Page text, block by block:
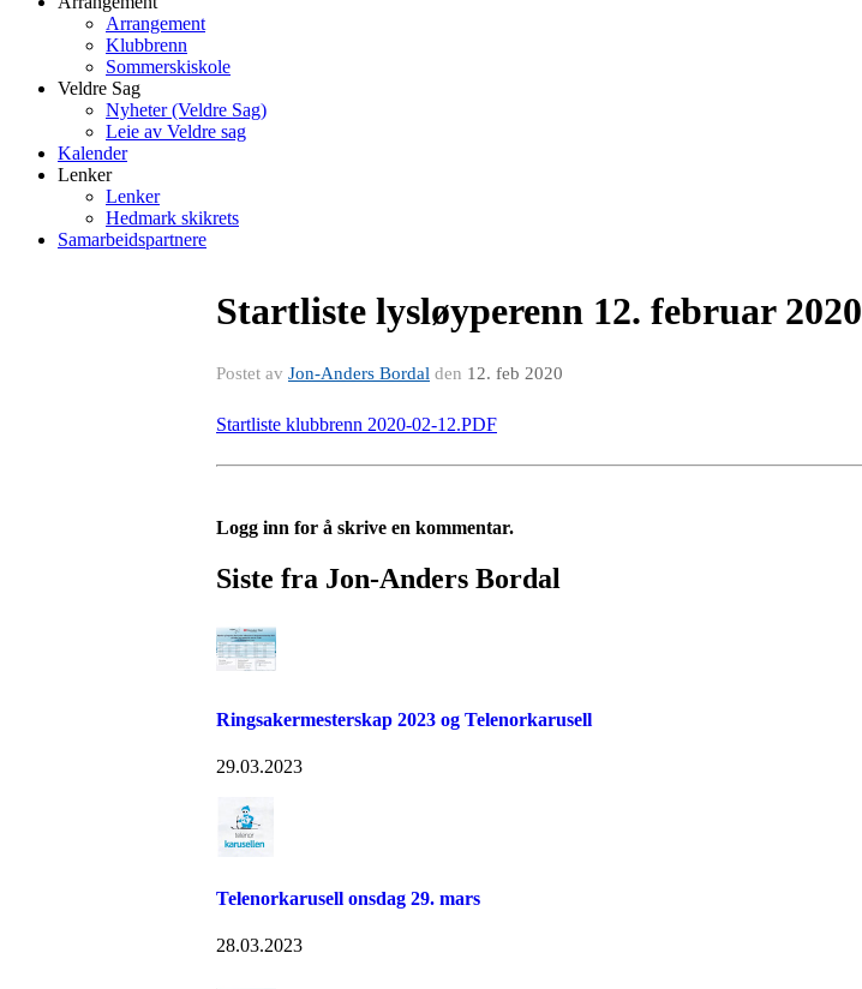
Arrangement
Klubbrenn
Sommerskiskole
Veldre Sag
Nyheter (Veldre Sag)
Leie av Veldre sag
Kalender
Lenker
Lenker
Hedmark skikrets
Samarbeidspartnere
Startliste lysløyperenn 12. februar 2020
Postet av Jon-Anders Bordal den 12. feb 2020
Startliste klubbrenn 2020-02-12.PDF
Logg inn for å skrive en kommentar.
Siste fra Jon-Anders Bordal
Ringsakermesterskap 2023 og Telenorkarusell
29.03.2023
Telenorkarusell onsdag 29. mars
28.03.2023